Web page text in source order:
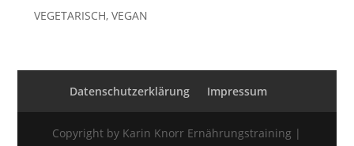
VEGETARISCH, VEGAN
Datenschutzerklärung Impressum
Copyright by Karin Knorr Ernährungstraining |